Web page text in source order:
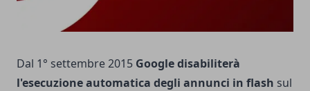
Dal 1° settembre 2015 Google disabiliterà
l'esecuzione automatica degli annunci in flash sul